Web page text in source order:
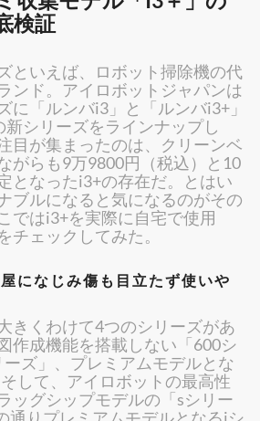
検証
といえば、ロボット掃除機の代
ンド。アイロボットジャパンは
に「ルンバi3」と「ルンバi3+」
新シリーズをラインナップし
目が集まったのは、クリーンベ
がらも9万9800円（税込）と10
となったi3+の存在だ。とはい
ブルになると気になるのがその
ではi3+を実際に自宅で使用
チェックしてみた。
になじみ傷も目立たず使いや
きくわけて4つのシリーズがあ
作成機能を搭載しない「600シ
ーズ」、プレミアムモデルとな
して、アイロボットの最高性
ッグシップモデルの「sシリー